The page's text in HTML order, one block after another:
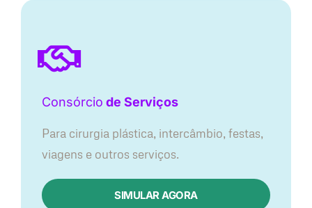
Consórcio de Serviços
Para cirurgia plástica, intercâmbio, festas,
viagens e outros serviços.
SIMULAR AGORA